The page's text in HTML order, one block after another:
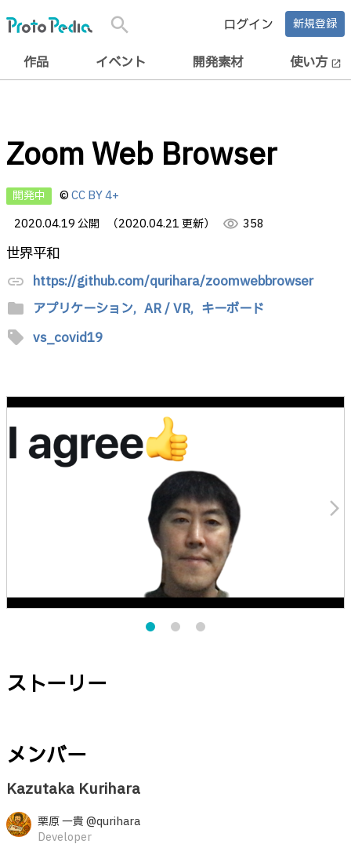
search ログイン 新規登録
作品 イベント 開発素材 使い方 open_in_new
Zoom Web Browser
開発中 ©CC BY 4+
2020.04.19 公開
（2020.04.21 更新） visibility 358
世界平和
link https://github.com/qurihara/zoomwebbrowser
folder アプリケーション, AR / VR, キーボード
sell vs_covid19
arrow_forward_ios
ストーリー
メンバー
Kazutaka Kurihara
栗原 一貴 @qurihara
Developer